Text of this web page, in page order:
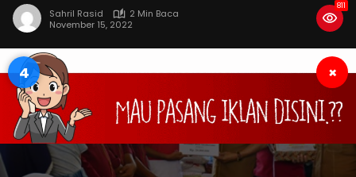
Sahril Rasid
2 Min Baca
November 15, 2022
811
3 ×